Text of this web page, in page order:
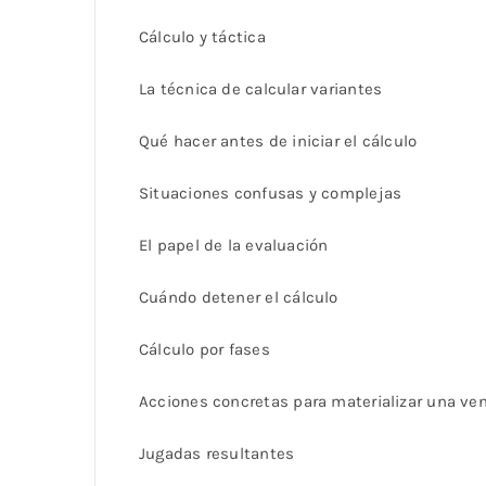
Cálculo y táctica
La técnica de calcular variantes
Qué hacer antes de iniciar el cálculo
Situaciones confusas y complejas
El papel de la evaluación
Cuándo detener el cálculo
Cálculo por fases
Acciones concretas para materializar una
Jugadas resultantes